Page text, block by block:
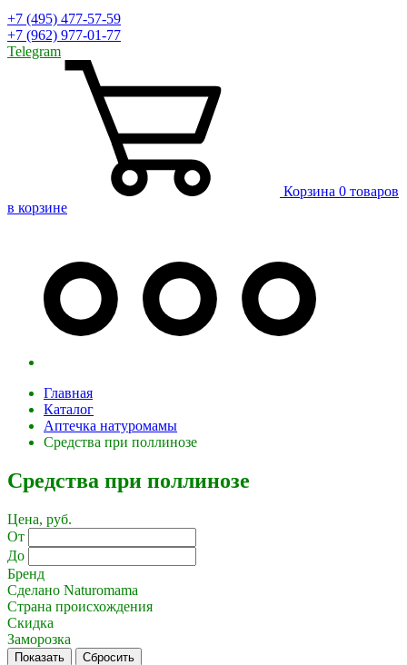
+7 (495) 477-57-59
+7 (962) 977-01-77
Telegram
Корзина 0 товаров
в корзине
Главная
Каталог
Аптечка натуромамы
Средства при поллинозе
Средства при поллинозе
Цена, руб.
От
До
Бренд
Сделано Naturomama
Страна происхождения
Скидка
Заморозка